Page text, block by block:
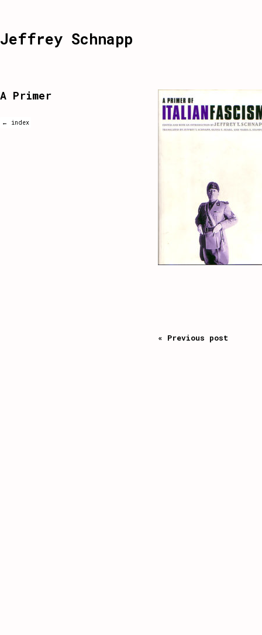
Jeffrey Schnapp
« Previous post
A Primer
← index